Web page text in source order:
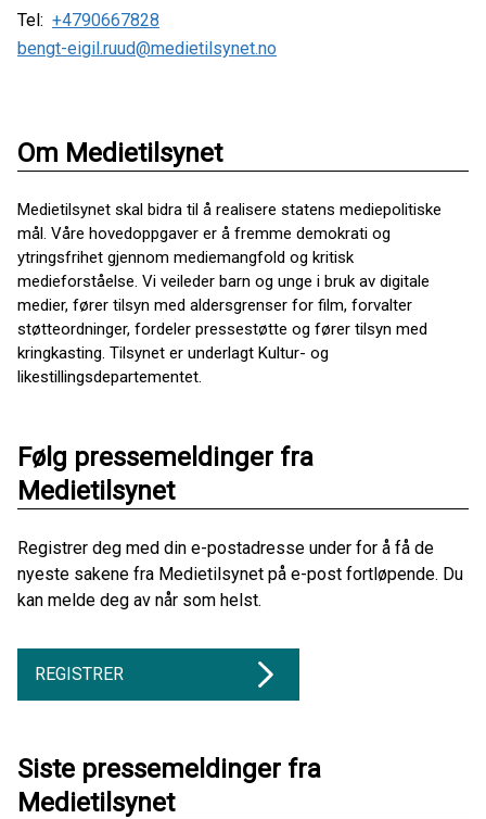
Tel: +4790667828
bengt-eigil.ruud@medietilsynet.no
Om Medietilsynet
Medietilsynet skal bidra til å realisere statens mediepolitiske
mål. Våre hovedoppgaver er å fremme demokrati og
ytringsfrihet gjennom mediemangfold og kritisk
medieforståelse. Vi veileder barn og unge i bruk av digitale
medier, fører tilsyn med aldersgrenser for film, forvalter
støtteordninger, fordeler pressestøtte og fører tilsyn med
kringkasting. Tilsynet er underlagt Kultur- og
likestillingsdepartementet.
Følg pressemeldinger fra
Medietilsynet
Registrer deg med din e-postadresse under for å få de
nyeste sakene fra Medietilsynet på e-post fortløpende. Du
kan melde deg av når som helst.
REGISTRER
Siste pressemeldinger fra
Medietilsynet